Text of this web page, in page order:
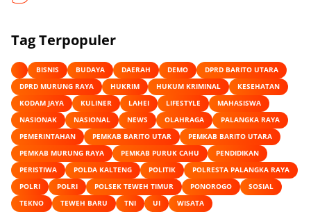
Tag Terpopuler
BISNIS BUDAYA DAERAH DEMO
DPRD BARITO UTARA
DPRD MURUNG RAYA
HUKRIM HUKUM KRIMINAL
KESEHATAN
KODAM JAYA
KULINER LAHEI LIFESTYLE
MAHASISWA
NASIONAK
NASIONAL NEWS OLAHRAGA
PALANGKA RAYA
PEMERINTAHAN
PEMKAB BARITO UTAR
PEMKAB BARITO UTARA
PEMKAB MURUNG RAYA
PEMKAB PURUK CAHU
PENDIDIKAN
PERISTIWA
POLDA KALTENG POLITIK
POLRESTA PALANGKA RAYA
POLRI
POLRI POLSEK TEWEH TIMUR PONOROGO
SOSIAL
TEKNO
TEWEH BARU TNI UI WISATA